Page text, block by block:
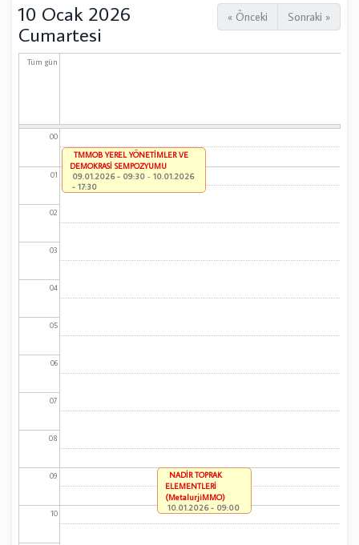
« Önceki Sonraki »
10 Ocak 2026
Cumartesi
Tüm gün
00
01
02
03
04
05
06
07
08
09
10
TMMOB YEREL YÖNETİMLER VE
DEMOKRASİ SEMPOZYUMU
09.01.2026 - 09:30 -10.01.2026
- 17:30
NADİR TOPRAK
ELEMENTLERİ
(MetalurjiMMO)
10.01.2026 - 09:00